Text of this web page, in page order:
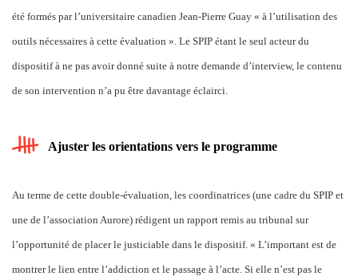
été formés par l’universitaire canadien Jean-Pierre Guay « à l’utilisation des
outils nécessaires à cette évaluation ». Le SPIP étant le seul acteur du
dispositif à ne pas avoir donné suite à notre demande d’interview, le contenu
de son intervention n’a pu être davantage éclairci.
Ajuster les orientations vers le programme
Au terme de cette double-évaluation, les coordinatrices (une cadre du SPIP et
une de l’association Aurore) rédigent un rapport remis au tribunal sur
l’opportunité de placer le justiciable dans le dispositif. « L’important est de
montrer le lien entre l’addiction et le passage à l’acte. Si elle n’est pas le